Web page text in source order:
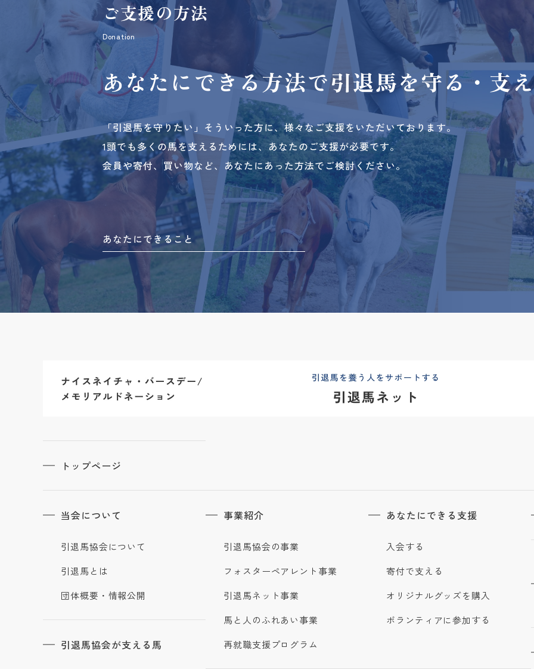
ご支援の方法
Donation
あなたにできる方法で引退馬を守る・支
「引退馬を守りたい」そういった方に、様々なご支援をいただいております。
1頭でも多くの馬を支えるためには、あなたのご支援が必要です。
会員や寄付、買い物など、あなたにあった方法でご検討ください。
あなたにできること
トップページ
当会について
引退馬協会について
引退馬とは
団体概要・情報公開
引退馬協会が支える馬
事業紹介
引退馬協会の事業
フォスターペアレント事業
引退馬ネット事業
馬と人のふれあい事業
再就職支援プログラム
あなたにできる支援
入会する
寄付で支える
オリジナルグッズを購入
ボランティアに参加する